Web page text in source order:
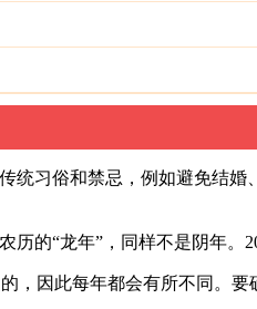
统习俗和禁忌，例如避免结
的“龙年”，同样不是阴年。
，因此每年都会有所不同。